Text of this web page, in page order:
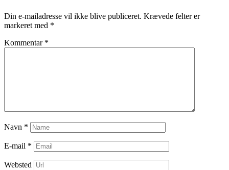
Din e-mailadresse vil ikke blive publiceret. Krævede felter er
markeret med *
Kommentar *
Navn *
E-mail *
Websted